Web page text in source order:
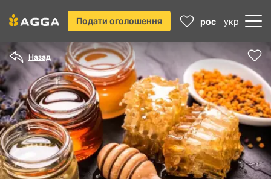
Подати оголошення рос укр
Назад